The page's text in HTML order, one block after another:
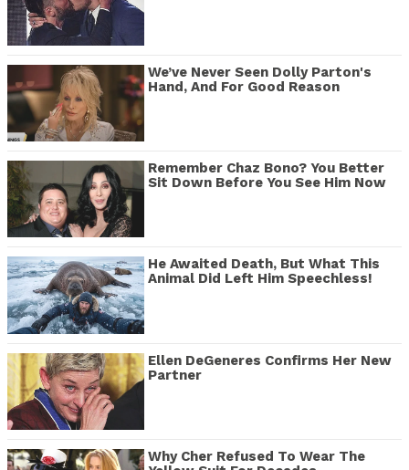
We’ve Never Seen Dolly Parton's
Hand, And For Good Reason
Remember Chaz Bono? You Better
Sit Down Before You See Him Now
He Awaited Death, But What This
Animal Did Left Him Speechless!
Ellen DeGeneres Confirms Her New
Partner
Why Cher Refused To Wear The